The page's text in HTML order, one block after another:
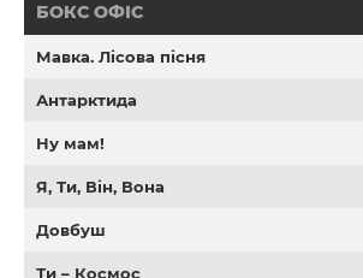
БОКС ОФІС
Мавка. Лісова пісня
Антарктида
Ну мам!
Я, Ти, Він, Вона
Довбуш
Ти – Космос